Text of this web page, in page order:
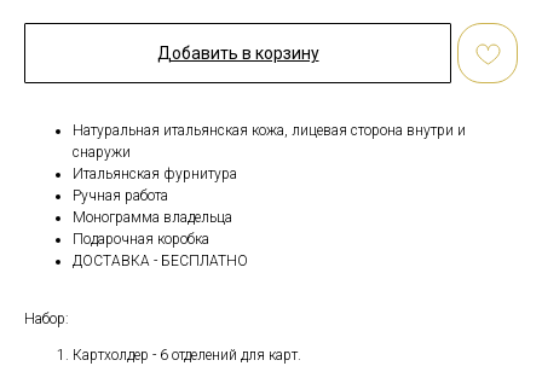
Добавить в корзину
Натуральная итальянская кожа, лицевая сторона внутри и
снаружи
Итальянская фурнитура
Ручная работа
Монограмма владельца
Подарочная коробка
ДОСТАВКА - БЕСПЛАТНО
Набор:
Картхолдер - 6 отделений для карт.